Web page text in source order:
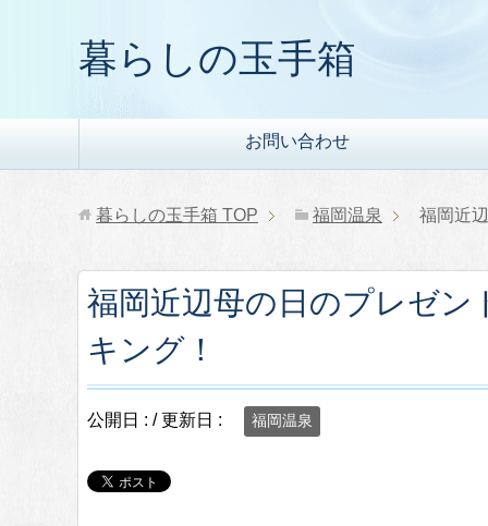
暮らしの玉手箱
お問い合わせ
暮らしの玉手箱 TOP 福岡温泉 福岡近
福岡近辺母の日のプレゼ
キング！
公開日 : / 更新日 : 福岡温泉